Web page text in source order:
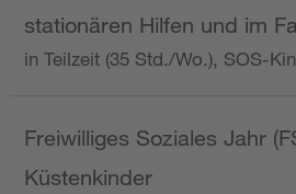
stationären Hilfen und im
in Teilzeit (35 Std./Wo.), SOS-
Freiwilliges Soziales Jahr
Küstenkinder